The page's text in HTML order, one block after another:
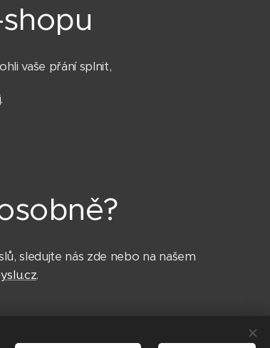
vaše přání splnit,
sledujte nás zde nebo na našem
.